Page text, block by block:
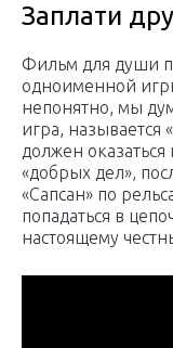
Заплати
Фильм для души
одноименной
непонятно, мы
игра, называется
должен
«добрых дел»,
«Сапсан» по
попадаться в
настоящему